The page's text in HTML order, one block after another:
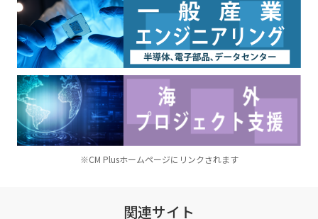
※CM Plusホームページにリンクされます
関連サイト